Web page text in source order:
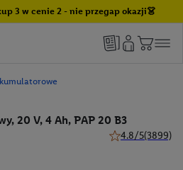
3 w cenie 2 - nie przegap okazji👗
20 V, 4 Ah, PAP 20 B3
4.8/5(3899)